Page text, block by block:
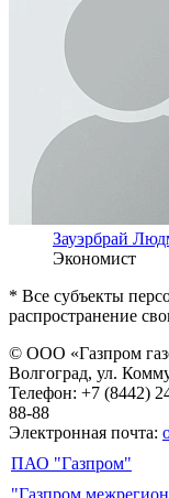
Зауэрбрай
Экономист
* Все субъекты
распространение
© ООО «Газпром
Волгоград, ул.
Телефон: +7 (8442)
88-88
Электронная почта:
ПАО "Газпром"
"Газпром